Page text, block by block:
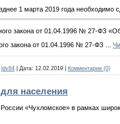
1 марта 2019 года
закона от 01.04.1996 № 27-ФЗ
закона от 01.04.1996 № 27-ФЗ
ldv84 Дата: 12.02.2019 Комментарии (0)
населения
«Чухломское» в рамках